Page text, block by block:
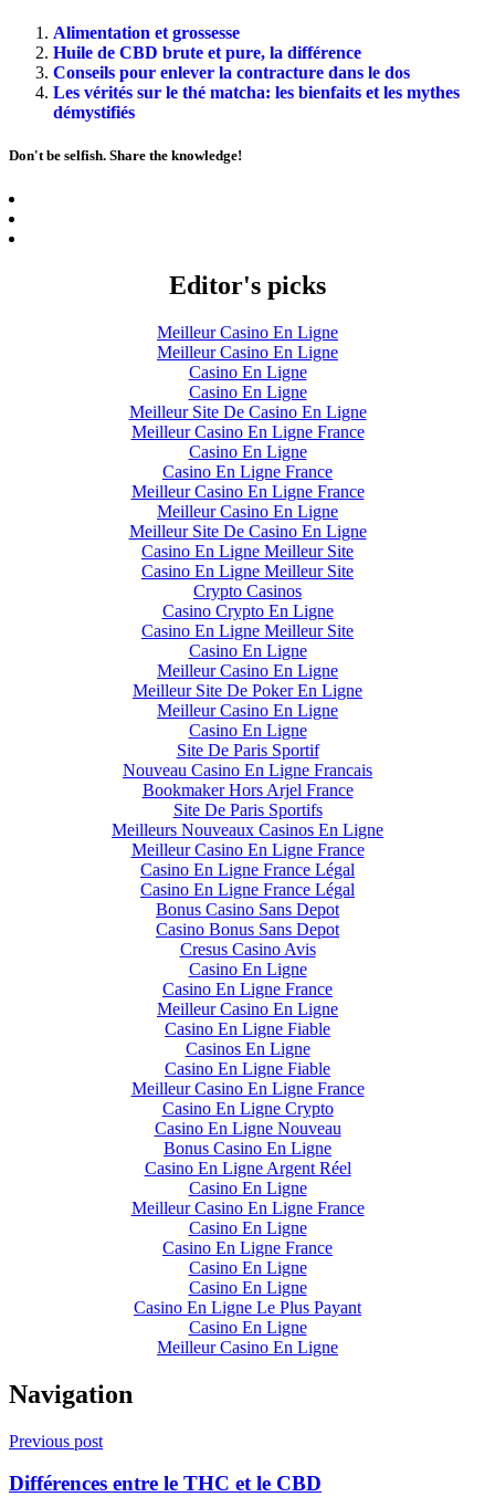
Alimentation et grossesse
Huile de CBD brute et pure, la différence
Conseils pour enlever la contracture dans le dos
Les vérités sur le thé matcha: les bienfaits et les mythes
démystifiés
Don't be selfish. Share the knowledge!
Editor's picks
Meilleur Casino En Ligne
Meilleur Casino En Ligne
Casino En Ligne
Casino En Ligne
Meilleur Site De Casino En Ligne
Meilleur Casino En Ligne France
Casino En Ligne
Casino En Ligne France
Meilleur Casino En Ligne France
Meilleur Casino En Ligne
Meilleur Site De Casino En Ligne
Casino En Ligne Meilleur Site
Casino En Ligne Meilleur Site
Crypto Casinos
Casino Crypto En Ligne
Casino En Ligne Meilleur Site
Casino En Ligne
Meilleur Casino En Ligne
Meilleur Site De Poker En Ligne
Meilleur Casino En Ligne
Casino En Ligne
Site De Paris Sportif
Nouveau Casino En Ligne Francais
Bookmaker Hors Arjel France
Site De Paris Sportifs
Meilleurs Nouveaux Casinos En Ligne
Meilleur Casino En Ligne France
Casino En Ligne France Légal
Casino En Ligne France Légal
Bonus Casino Sans Depot
Casino Bonus Sans Depot
Cresus Casino Avis
Casino En Ligne
Casino En Ligne France
Meilleur Casino En Ligne
Casino En Ligne Fiable
Casinos En Ligne
Casino En Ligne Fiable
Meilleur Casino En Ligne France
Casino En Ligne Crypto
Casino En Ligne Nouveau
Bonus Casino En Ligne
Casino En Ligne Argent Réel
Casino En Ligne
Meilleur Casino En Ligne France
Casino En Ligne
Casino En Ligne France
Casino En Ligne
Casino En Ligne
Casino En Ligne Le Plus Payant
Casino En Ligne
Meilleur Casino En Ligne
Navigation
Previous post
Différences entre le THC et le CBD